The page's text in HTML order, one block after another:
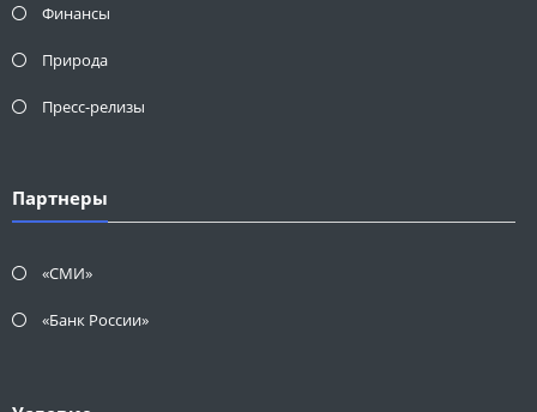
Финансы
Природа
Пресс-релизы
Партнеры
«СМИ»
«Банк России»